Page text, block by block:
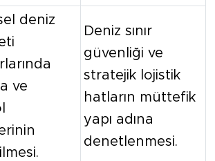
deniz
ve
Deniz sınır
güvenliği ve
stratejik lojistik
hatların müttefik
yapı adına
denetlenmesi.